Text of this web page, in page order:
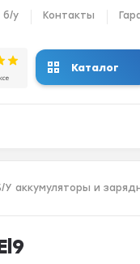
б/у Контакты
Каталог
У аккумуляторы и